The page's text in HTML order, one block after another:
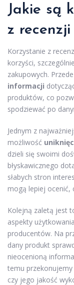
Jakie są
z
Korzystanie z
korzyści,
zakupowych.
informacji
produktów, co
spodziewać po
Jednym z
możliwość
dzieli się swoimi
błyskawicznego
słabych stron
mogą lepiej ocenić,
Kolejną zaletą jest
aspekty
producentów. Na
dany produkt
nieocenioną
temu
czy jego jakość